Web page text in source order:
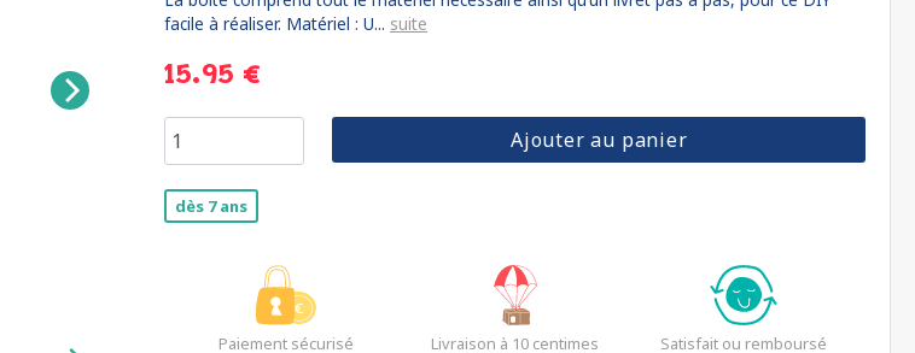
facile à réaliser. Matériel : U... suite
15.95 €
Ajouter au panier
dès 7 ans
Paiement sécurisé
Livraison à 10 centimes
Satisfait ou remboursé